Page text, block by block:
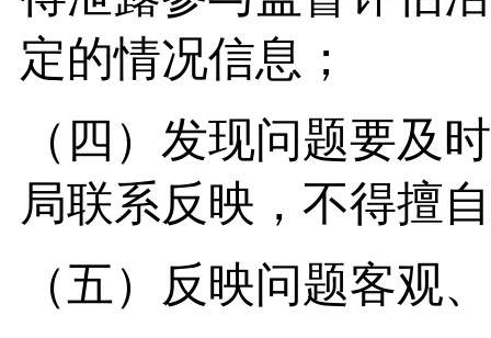
定的情况信息；
（四）发现问题要及
局联系反映，不得擅
（五）反映问题客观